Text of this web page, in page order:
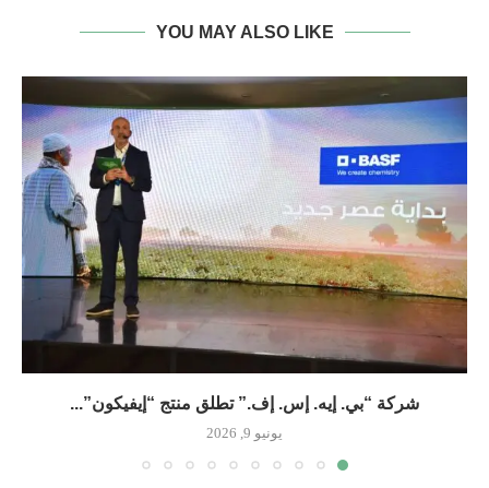
YOU MAY ALSO LIKE
شركة “بي. إيه. إس. إف.” تطلق منتج “إيفيكون”...
يونيو 9, 2026